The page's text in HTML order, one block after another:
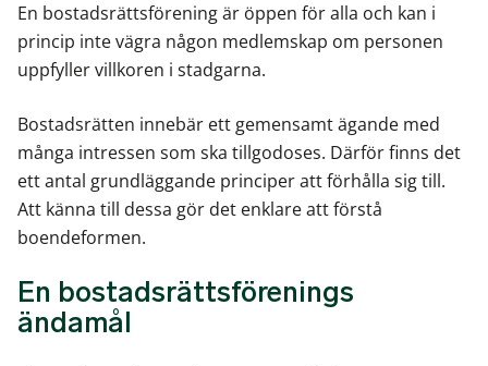
En bostadsrättsförening är öppen för alla och kan i
princip inte vägra någon medlemskap om personen
uppfyller villkoren i stadgarna.
Bostadsrätten innebär ett gemensamt ägande med
många intressen som ska tillgodoses. Därför finns det
ett antal grundläggande principer att förhålla sig till.
Att känna till dessa gör det enklare att förstå
boendeformen.
En bostadsrättsförenings
ändamål